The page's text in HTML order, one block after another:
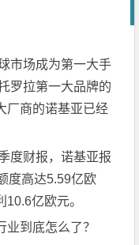
市场成为第一大手
罗拉第一大品牌的
厂商的诺基亚已经
度财报，诺基亚报
度高达5.59亿欧
亿欧元。
到底怎么了？